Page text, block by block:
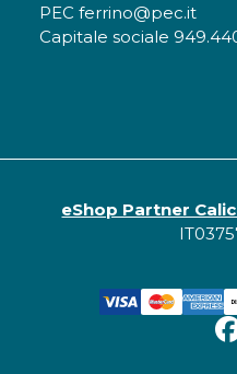
PEC ferrino@pec.it
Capitale sociale
eShop Partner